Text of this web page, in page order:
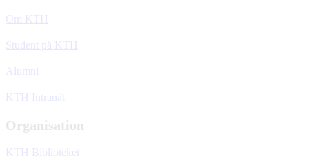
Om KTH
Student på KTH
Alumni
KTH Intranät
Organisation
KTH Biblioteket